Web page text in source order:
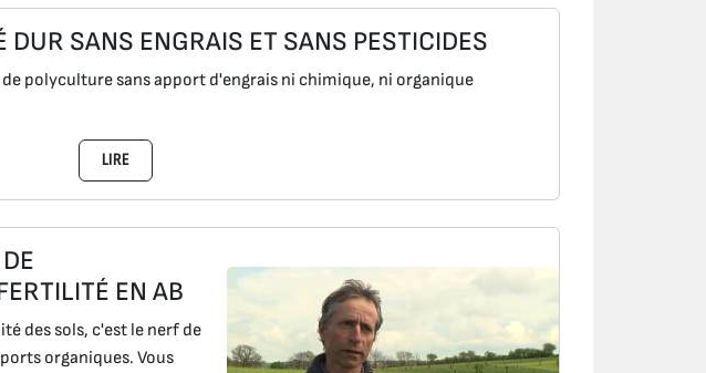
DUR SANS ENGRAIS ET SANS PESTICIDES
de polyculture sans apport d'engrais ni chimique, ni organique
LIRE
EN AB
des sols, c'est le nerf de
organiques. Vous